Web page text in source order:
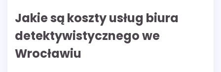
Jakie są koszty usług biura
detektywistycznego we
Wrocławiu